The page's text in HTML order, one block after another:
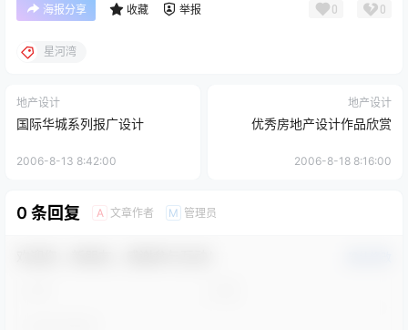
海报分享 收藏 举报 0 0
星河湾
地产设计
国际华城系列报广设计
2006-8-13 8:42:00
地产设计
优秀房地产设计作品欣赏
2006-8-18 8:16:00
0 条回复 A 文章作者 M 管理员